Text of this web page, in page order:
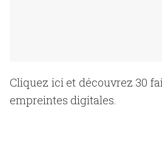
Cliquez ici et découvrez 30
empreintes digitales.